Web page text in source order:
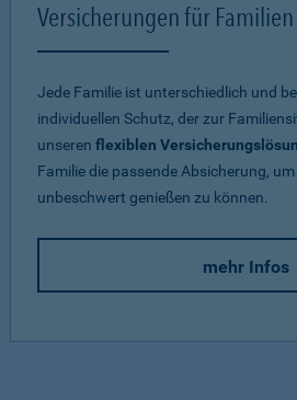
Versicherungen für Familien
Jede Familie ist unterschiedlich und
individuellen Schutz, der zur
unseren flexiblen
Familie die passende Absicherung,
unbeschwert genießen zu können.
mehr Infos